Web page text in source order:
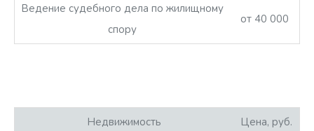
Ведение судебного дела по жилищному
спору
от 40 000
Недвижимость Цена, руб.